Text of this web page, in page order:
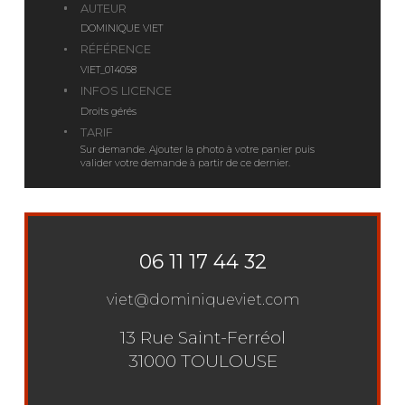
AUTEUR
DOMINIQUE VIET
RÉFÉRENCE
VIET_014058
INFOS LICENCE
Droits gérés
TARIF
Sur demande. Ajouter la photo à votre panier puis
valider votre demande à partir de ce dernier.
06 11 17 44 32
viet@dominiqueviet.com
13 Rue Saint-Ferréol
31000 TOULOUSE